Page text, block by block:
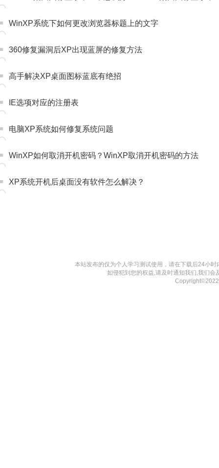
WinXP系统下如何更改浏览器标题上的文字
360修复漏洞后XP出现蓝屏的修复方法
高手解决XP桌面图标蓝底有绝招
IE选项对应的注册表
电脑XP系统如何修复系统问题
WinXP如何取消开机密码？WinXP取消开机密码的方法
XP系统开机后桌面没有软件怎么解决？
本站发布的仅为个人学习测试使用，请在下载后24小
如侵犯到您的权益,请及时通知我们,我们